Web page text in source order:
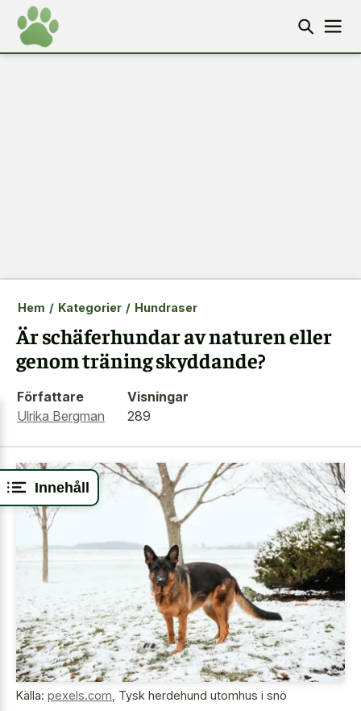
Innehåll
Hem / Kategorier / Hundraser
Är schäferhundar av naturen eller
genom träning skyddande?
Författare
Ulrika Bergman
Visningar
289
Källa: pexels.com Tysk herdehund utomhus i snö